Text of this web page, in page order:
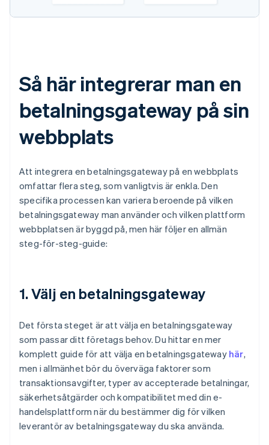
Så här integrerar man en
betalningsgateway på sin
webbplats
Att integrera en betalningsgateway på en webbplats
omfattar flera steg, som vanligtvis är enkla. Den
specifika processen kan variera beroende på vilken
betalningsgateway man använder och vilken plattform
webbplatsen är byggd på, men här följer en allmän
steg-för-steg-guide:
1. Välj en betalningsgateway
Det första steget är att välja en betalningsgateway
som passar ditt företags behov. Du hittar en mer
komplett guide för att välja en betalningsgateway här,
men i allmänhet bör du överväga faktorer som
transaktionsavgifter, typer av accepterade betalningar,
säkerhetsåtgärder och kompatibilitet med din e-
handelsplattform när du bestämmer dig för vilken
leverantör av betalningsgateway du ska använda.